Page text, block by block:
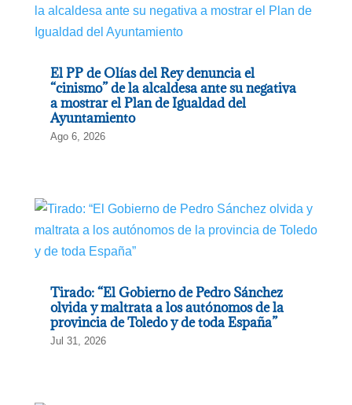
El PP de Olías del Rey denuncia el
“cinismo” de la alcaldesa ante su negativa
a mostrar el Plan de Igualdad del
Ayuntamiento
Ago 6, 2026
Tirado: “El Gobierno de Pedro Sánchez
olvida y maltrata a los autónomos de la
provincia de Toledo y de toda España”
Jul 31, 2026